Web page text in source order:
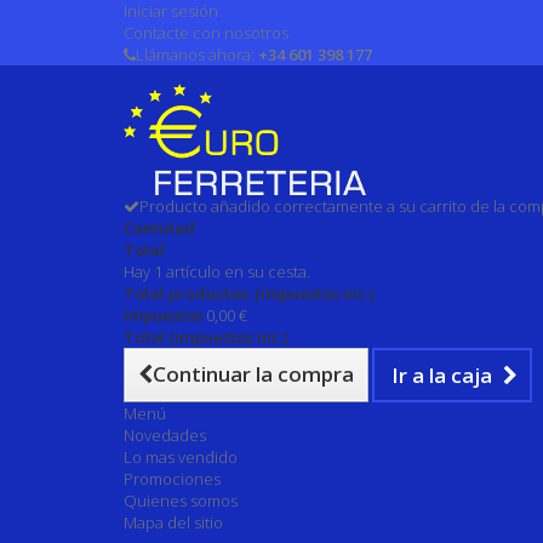
Iniciar sesión
Contacte con nosotros
Llámanos ahora: +34 601 398 177
Producto añadido correctamente a su carrito de la
Cantidad
Total
Hay 1 artículo en su cesta.
Total productos: (impuestos inc.)
Impuestos 0,00 €
Total (impuestos inc.)
Continuar la compra Ir a la caja
Menú
Novedades
Lo mas vendido
Promociones
Quienes somos
Mapa del sitio